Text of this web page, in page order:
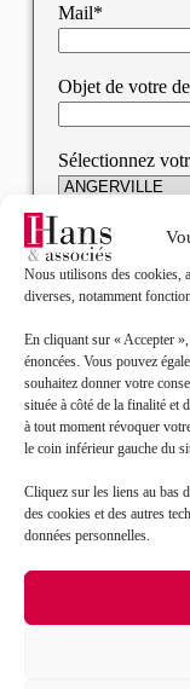
Nous utilisons des cookies,
diverses, notamment
En cliquant sur « Accepter
énoncées. Vous pouvez
souhaitez donner votre
située à côté de la finalité et
à tout moment révoquer
le coin inférieur gauche du
Cliquez sur les liens au bas
des cookies et des autres
données personnelles.
Mail*
Objet de votre
Sélectionnez
Message*
RGPDJ’accepte
avec la